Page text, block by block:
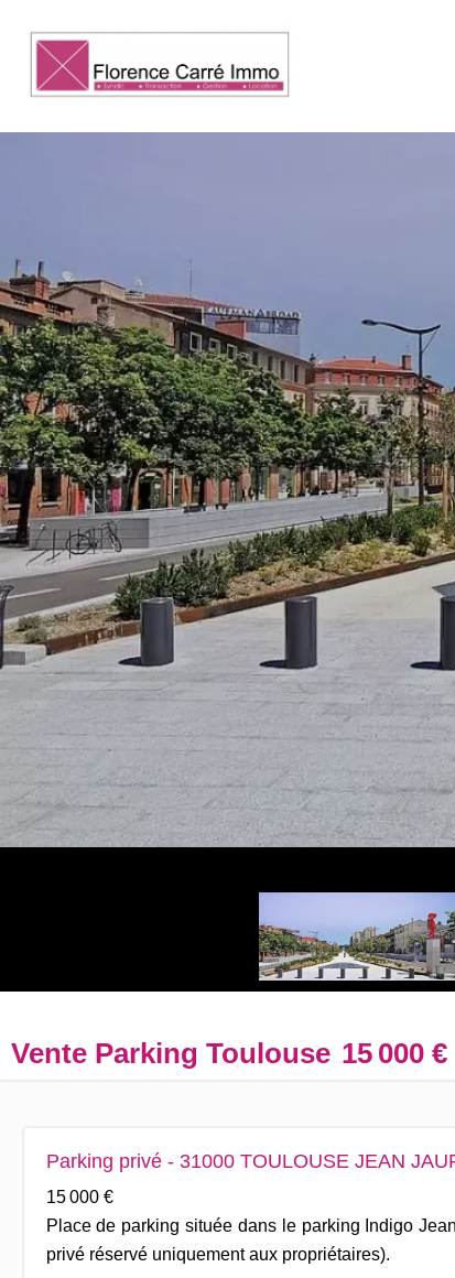
Vente Parking Toulouse 15 000 €
Parking privé - 31000 TOULOUSE JEAN
15 000 €
Place de parking située dans le parking Indigo
privé réservé uniquement aux propriétaires).